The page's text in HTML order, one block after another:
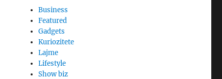
Business
Featured
Gadgets
Kuriozitete
Lajme
Lifestyle
Show biz